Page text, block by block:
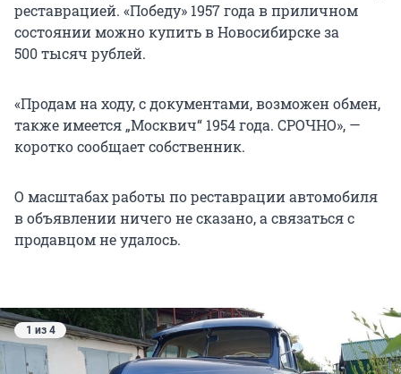
реставрацией. «Победу» 1957 года в приличном
состоянии можно купить в Новосибирске за
500 тысяч рублей.
«Продам на ходу, с документами, возможен обмен,
также имеется „Москвич“ 1954 года. СРОЧНО», —
коротко сообщает собственник.
О масштабах работы по реставрации автомобиля
в объявлении ничего не сказано, а связаться с
продавцом не удалось.
1 из 4